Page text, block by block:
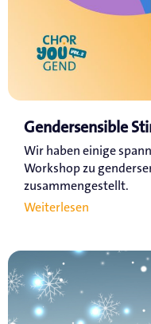
Gendersensible
Wir haben einige
Workshop zu
zusammengestellt.
Weiterlesen